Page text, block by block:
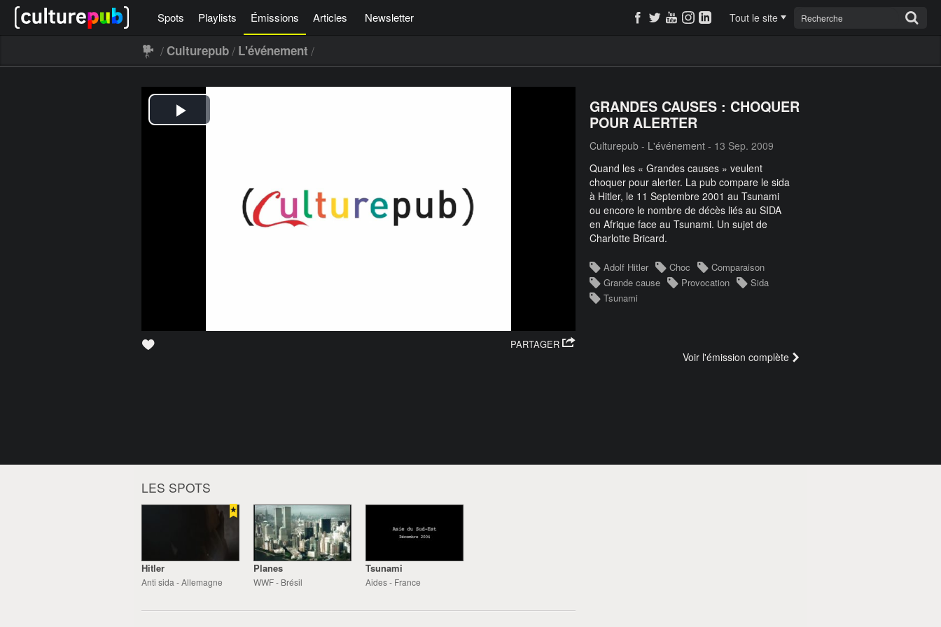
Spots Playlists Émissions Articles Newsletter Tout le site
/Culturepub/ L'événement /
PARTAGER
GRANDES CAUSES : CHOQUER
POUR ALERTER
Culturepub - L'événement - 13 Sep. 2009
Quand les « Grandes causes » veulent
choquer pour alerter. La pub compare le sida
à Hitler, le 11 Septembre 2001 au Tsunami
ou encore le nombre de décès liés au SIDA
en Afrique face au Tsunami. Un sujet de
Charlotte Bricard.
Adolf Hitler Choc
Comparaison
Grande cause
Provocation
Sida
Tsunami
Voir l'émission complète
LES SPOTS
Hitler
Anti sida - Allemagne
Planes
WWF - Brésil
Tsunami
Aides - France